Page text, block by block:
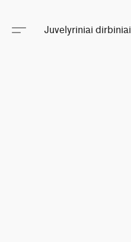
Juvelyriniai dirbiniai